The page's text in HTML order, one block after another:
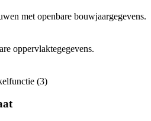
met openbare bouwjaargegevens.
oppervlaktegegevens.
(3)